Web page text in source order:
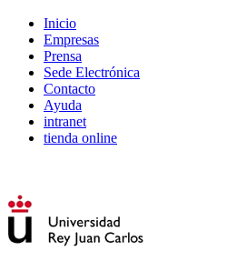
Inicio
Empresas
Prensa
Sede Electrónica
Contacto
Ayuda
intranet
tienda online